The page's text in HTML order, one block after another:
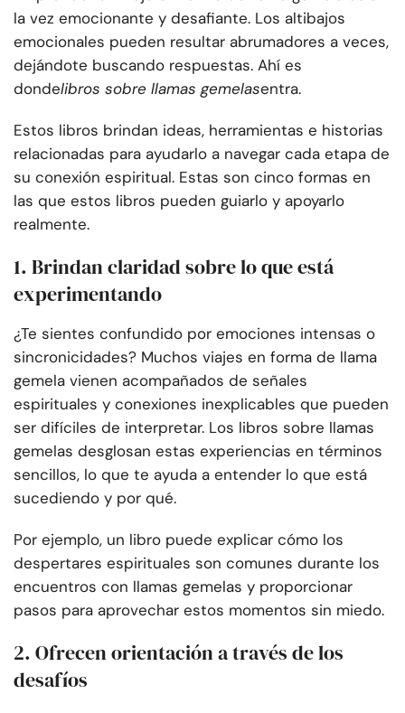
la vez emocionante y desafiante. Los altibajos
emocionales pueden resultar abrumadores a veces,
dejándote buscando respuestas. Ahí es
dondelibros sobre llamas gemelasentra.
Estos libros brindan ideas, herramientas e historias
relacionadas para ayudarlo a navegar cada etapa de
su conexión espiritual. Estas son cinco formas en
las que estos libros pueden guiarlo y apoyarlo
realmente.
1. Brindan claridad sobre lo que está
experimentando
¿Te sientes confundido por emociones intensas o
sincronicidades? Muchos viajes en forma de llama
gemela vienen acompañados de señales
espirituales y conexiones inexplicables que pueden
ser difíciles de interpretar. Los libros sobre llamas
gemelas desglosan estas experiencias en términos
sencillos, lo que te ayuda a entender lo que está
sucediendo y por qué.
Por ejemplo, un libro puede explicar cómo los
despertares espirituales son comunes durante los
encuentros con llamas gemelas y proporcionar
pasos para aprovechar estos momentos sin miedo.
2. Ofrecen orientación a través de los
desafíos